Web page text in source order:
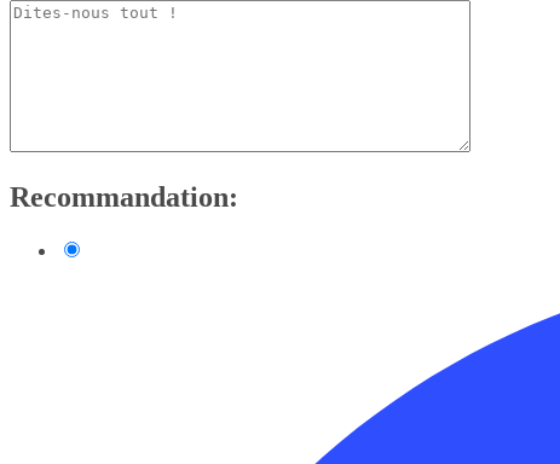
Recommandation: